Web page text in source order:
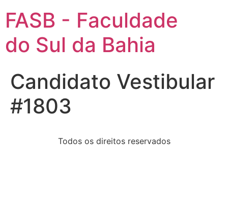
FASB - Faculdade
do Sul da Bahia
Candidato Vestibular
#1803
Todos os direitos reservados